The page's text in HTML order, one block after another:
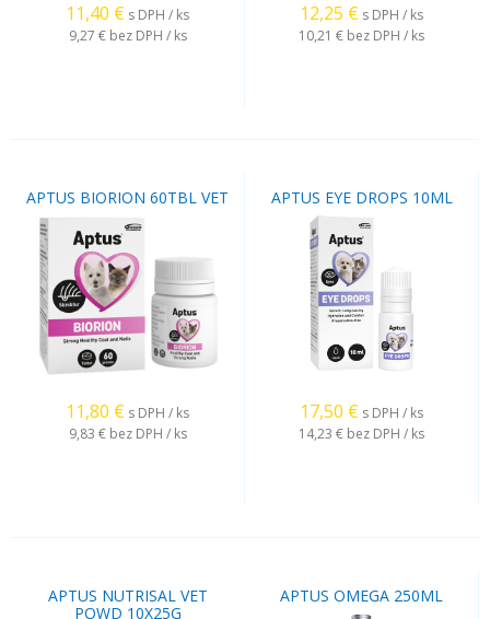
11,40 € s DPH / ks
9,27 € bez DPH / ks
12,25 € s DPH / ks
10,21 € bez DPH / ks
APTUS BIORION 60TBL VET
11,80 € s DPH / ks
9,83 € bez DPH / ks
APTUS EYE DROPS 10ML
17,50 € s DPH / ks
14,23 € bez DPH / ks
APTUS NUTRISAL VET
POWD 10X25G
APTUS OMEGA 250ML